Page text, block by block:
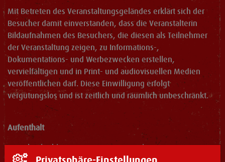
Mit Betreten des Veranstaltungsgeländes erklärt sich der
Besucher damit einverstanden, dass die Veranstalterin
Bildaufnahmen des Besuchers, die diesen als Teilnehmer
der Veranstaltung zeigen, zu Informations-,
Dokumentations- und Werbezwecken erstellen,
vervielfältigen und in Print- und audiovisuellen Medien
veröffentlichen darf. Diese Einwilligung erfolgt
vergütungslos und ist zeitlich und räumlich unbeschränkt.
Aufenthalt
Ausschankschluss im gesamten Festzelt ist spätestens
23.30 Uhr (Ausnahmen siehe Sonderaushänge). Das